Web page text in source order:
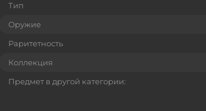
Тип
Оружие
Раритетность
Коллекция
Предмет в другой категории: